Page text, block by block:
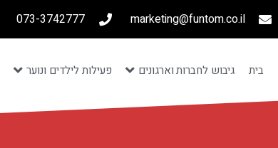
marketing@funtom.co.il
073-3742777
בית גיבוש לחברות וארגונים פעילות לילדים ונוער